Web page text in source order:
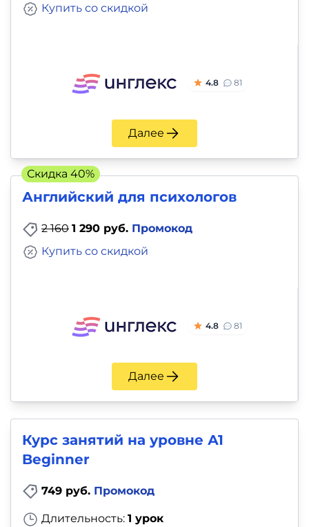
Купить со скидкой
4.8 81
Далее
Английский для психологов
2 160 1 290 руб. Промокод
Купить со скидкой
4.8 81
Далее
Скидка 40%
Курс занятий на уровне А1
Beginner
749 руб. Промокод
Длительность: 1 урок